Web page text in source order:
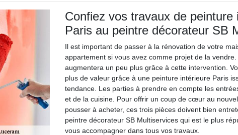
Confiez vos travaux de peinture
Paris au peintre décorateur SB
Il est important de passer à la rénovation de votre
appartement si vous avez comme projet de la
augmentera un peu plus grâce à cette intervention.
plus de valeur grâce à une peinture intérieure Paris
tendance. Les parties à prendre en compte les
et de la cuisine. Pour offrir un coup de cœur au
pousser à acheter, ces trois pièces doivent bien
peintre décorateur SB Multiservices qui est le plus
vous accompagner dans tous vos travaux.